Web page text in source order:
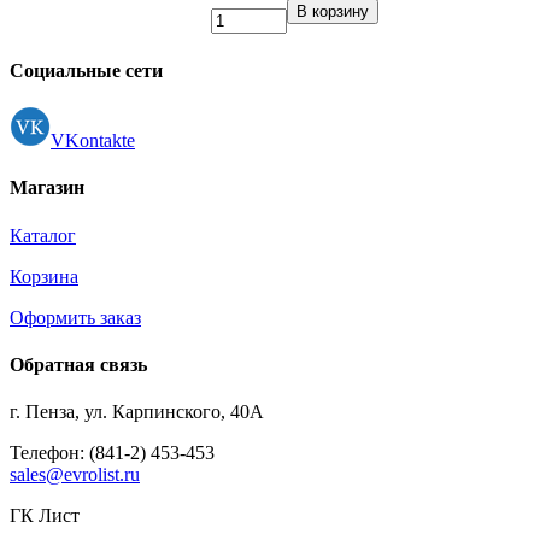
В корзину
Социальные сети
VKontakte
Магазин
Каталог
Корзина
Оформить заказ
Обратная связь
г. Пенза, ул. Карпинского, 40А
Телефон: (841-2) 453-453
sales@evrolist.ru
ГК Лист